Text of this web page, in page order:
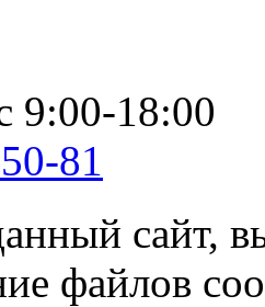
9:00-18:00
81
сайт,
файлов